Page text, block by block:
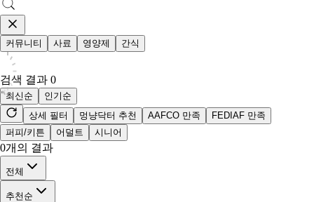
커뮤니티 사료 영양제 간식
검색 결과 0
최신순
인기순
상세 필터
멍냥닥터 추천 AAFCO 만족
FEDIAF 만족
퍼피/키튼
어덜트 시니어
0개의 결과
전체
추천순